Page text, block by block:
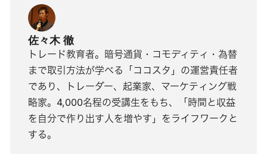
佐々木 徹
トレード教育者。暗号通貨・コモディティ・為替
まで取引方法が学べる「ココスタ」の運営責任者
であり、トレーダー、起業家、マーケティング戦
略家。4,000名程の受講生をもち、「時間と収益
を自分で作り出す人を増やす」をライフワークと
する。